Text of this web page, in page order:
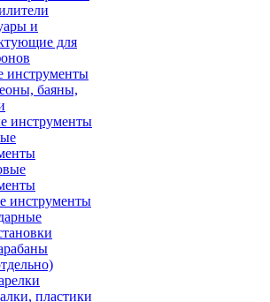
и
для
инструменты
баяны,
инструменты
инструменты
пластики